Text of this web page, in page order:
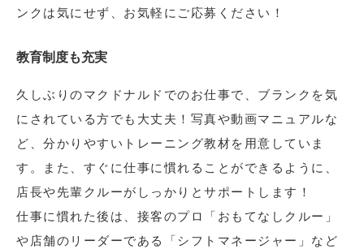
ンクは気にせず、お気軽にご応募ください！
教育制度も充実
久しぶりのマクドナルドでのお仕事で、ブランクを気
にされている方でも大丈夫！写真や動画マニュアルな
ど、分かりやすいトレーニング教材を用意していま
す。また、すぐに仕事に慣れることができるように、
店長や先輩クルーがしっかりとサポートします！
仕事に慣れた後は、接客のプロ「おもてなしクルー」
や店舗のリーダーである「シフトマネージャー」など